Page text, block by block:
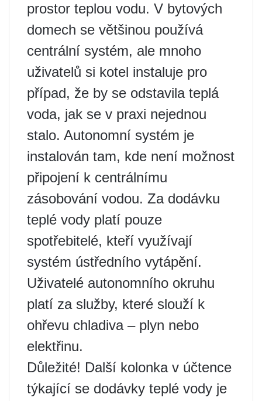
prostor teplou vodu. V bytových
domech se většinou používá
centrální systém, ale mnoho
uživatelů si kotel instaluje pro
případ, že by se odstavila teplá
voda, jak se v praxi nejednou
stalo. Autonomní systém je
instalován tam, kde není možnost
připojení k centrálnímu
zásobování vodou. Za dodávku
teplé vody platí pouze
spotřebitelé, kteří využívají
systém ústředního vytápění.
Uživatelé autonomního okruhu
platí za služby, které slouží k
ohřevu chladiva – plyn nebo
elektřinu.
Důležité! Další kolonka v účtence
týkající se dodávky teplé vody je